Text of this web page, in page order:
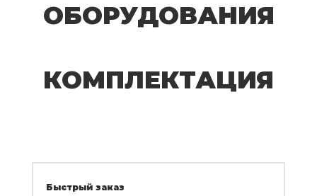
ОБОРУДОВАНИЯ
КОМПЛЕКТАЦИЯ
Быстрый заказ